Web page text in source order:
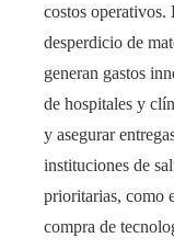
costos operativos.
desperdicio de
generan gastos
de hospitales y
y asegurar
instituciones de
prioritarias, como
compra de